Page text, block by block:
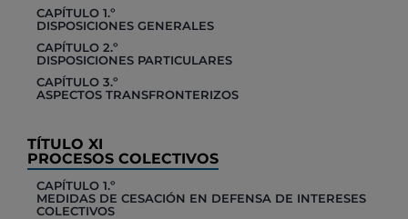
CAPÍTULO 1.º
DISPOSICIONES GENERALES
CAPÍTULO 2.º
DISPOSICIONES PARTICULARES
CAPÍTULO 3.º
ASPECTOS TRANSFRONTERIZOS
TÍTULO XI
PROCESOS COLECTIVOS
CAPÍTULO 1.º
MEDIDAS DE CESACIÓN EN DEFENSA DE INTERESES
COLECTIVOS